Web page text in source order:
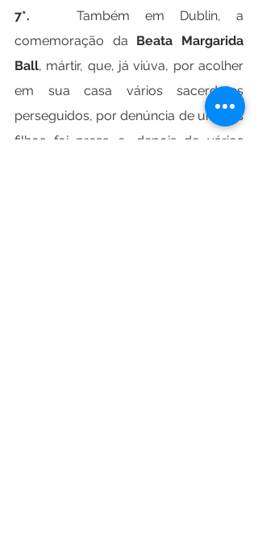
7*. Também em Dublin, a
comemoração da Beata Margarida
Ball, mártir, que, já viúva, por acolher
em sua casa vários sacerdotes
perseguidos, por denúncia de um dos
filhos foi presa e, depois de vários